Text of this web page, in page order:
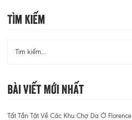
Tìm Kiếm
Bài Viết Mới Nhất
Tất Tần Tật Về Các Khu Chợ Da Ở Florence